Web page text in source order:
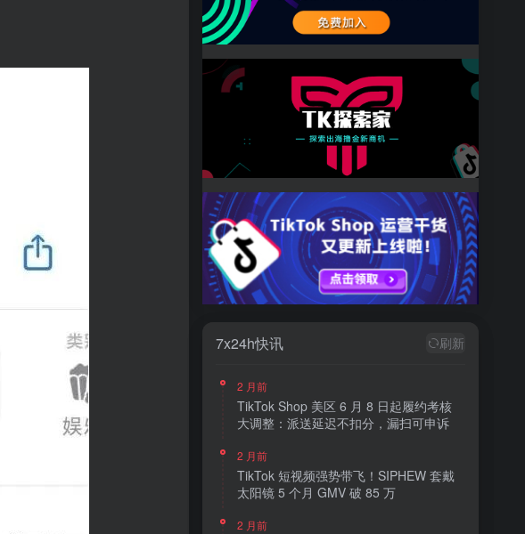
7x24h快讯 刷新
2 月前
TikTok Shop 美区 6 月 8 日起履约考核
大调整：派送延迟不扣分，漏扫可申诉
2 月前
TikTok 短视频强势带飞！SIPHEW 套戴
太阳镜 5 个月 GMV 破 85 万
2 月前